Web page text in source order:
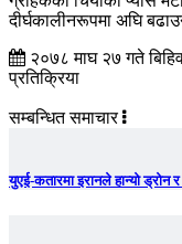
दीर्घकालीनरूपमा अघि
२०७८ माघ २७ गते
प्रतिक्रिया
सम्बन्धित समाचार
युएई-कतारमा इरानले हान्यो ड्रोन